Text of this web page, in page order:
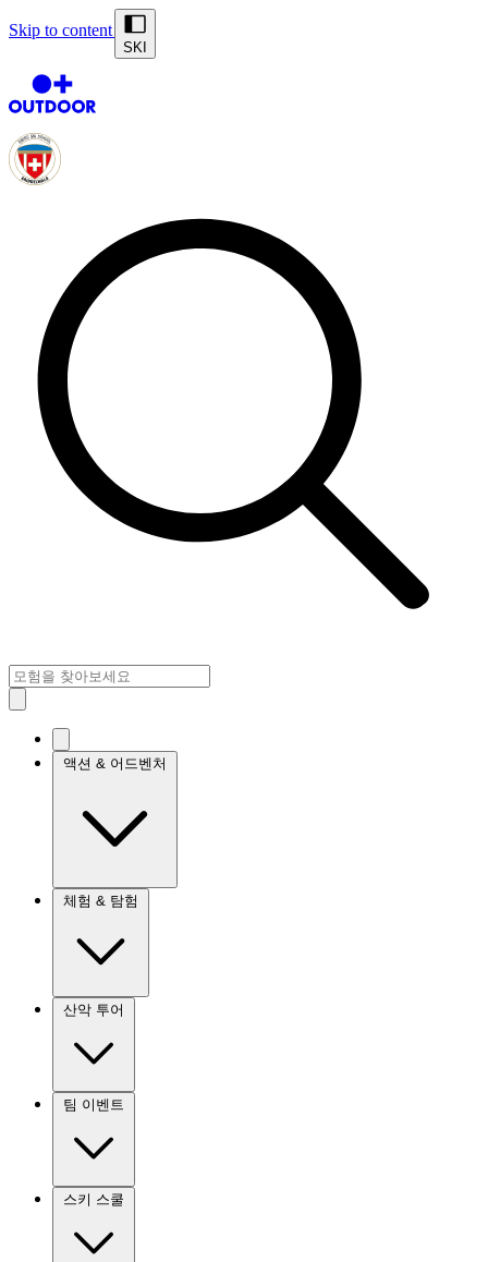
Skip to content
SKI
액션 & 어드벤처